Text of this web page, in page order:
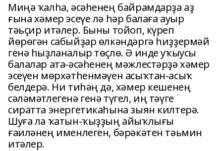
Миңә ҡалһа, әсәһенең байрамдарҙа аҙ
ғына хәмер эсеүе лә һәр балаға ауыр
тәьҫир итәлер. Быны тойоп, күреп
йөрөгән сабыйҙар өлкәндәргә һиҙҙермәй
генә һыҙланалыр төҫлө. Ә инде уҡыусы
балалар ата-әсәһенең мәжлестәрҙә хәмер
эсеүен мөрхәтһенмәүен асыҡтан-асыҡ
белдерә. Ни тиһәң дә, хәмер кешенең
сәләмәтлегенә генә түгел, иң тәүге
сиратта энергетикаһына зыян килтерә.
Шуға ла ҡатын-ҡыҙҙың айыҡлығы
ғаиләнең именлеген, бәрәкәтен тәьмин
итәлер.